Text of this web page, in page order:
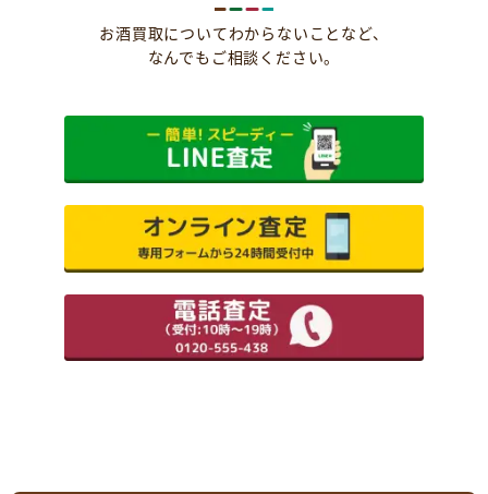
お酒買取についてわからないことなど、
なんでもご相談ください。